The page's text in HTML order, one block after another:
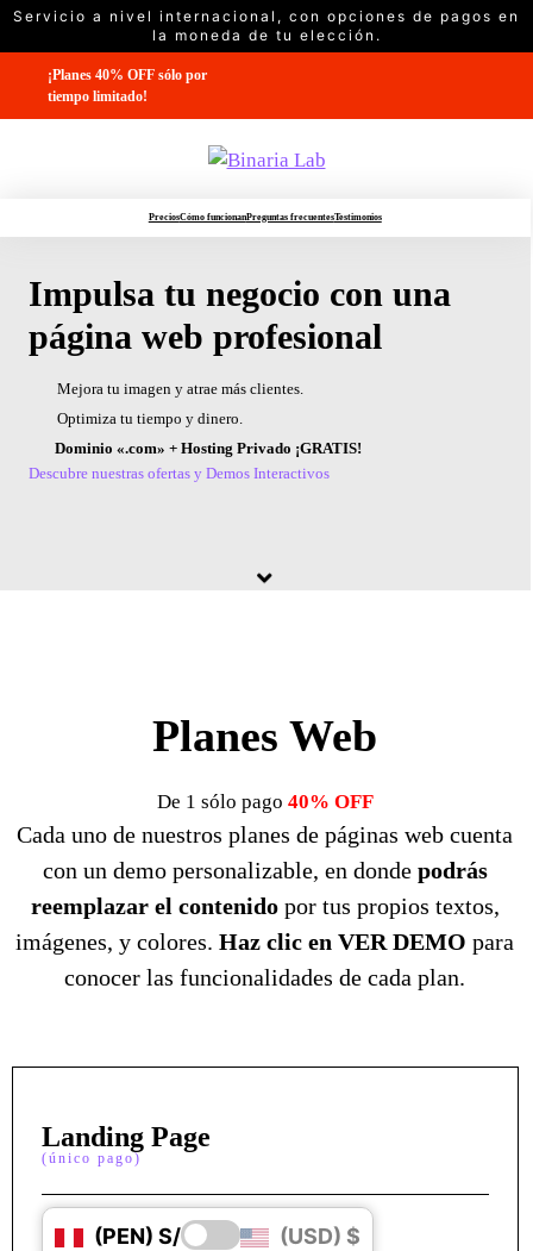
Saltar
contenido¡Planes 40% OFF sólo por
tiempo limitado!
PreciosCómo funcionanPreguntas frecuentesTestimonios
Impulsa tu negocio con una
página web profesional
Mejora tu imagen y atrae más clientes.
Optimiza tu tiempo y dinero.
Dominio «.com» + Hosting Privado ¡GRATIS!
Descubre nuestras ofertas y Demos Interactivos
Planes Web
De 1 sólo pago 40% OFF
Cada uno de nuestros planes de páginas web cuenta
con un demo personalizable, en donde podrás
reemplazar el contenido por tus propios textos,
imágenes, y colores.Haz clic en VER DEMO para
conocer las funcionalidades de cada plan.
Landing Page
(único pago)
(PEN) S/ (USD) $